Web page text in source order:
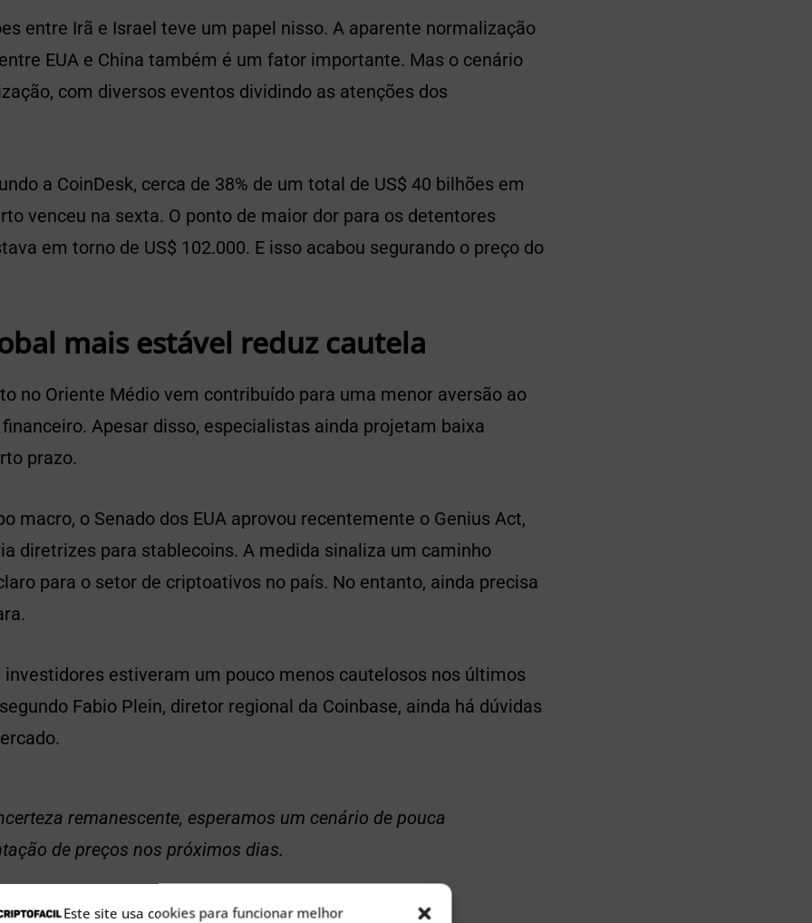
Este site usa cookies para funcionar melhor
entre Irã e Israel teve um papel nisso. A aparente normalização
EUA e China também é um fator importante. Mas o cenário
com diversos eventos dividindo as atenções dos
a CoinDesk, cerca de 38% de um total de US$ 40 bilhões em
venceu na sexta. O ponto de maior dor para os detentores
em torno de US$ 102.000. E isso acabou segurando o preço do
mais estável reduz cautela
no Oriente Médio vem contribuído para uma menor aversão ao
Apesar disso, especialistas ainda projetam baixa
prazo.
macro, o Senado dos EUA aprovou recentemente o Genius Act,
diretrizes para stablecoins. A medida sinaliza um caminho
para o setor de criptoativos no país. No entanto, ainda precisa
investidores estiveram um pouco menos cautelosos nos últimos
Fabio Plein, diretor regional da Coinbase, ainda há dúvidas
remanescente, esperamos um cenário de pouca
de preços nos próximos dias.